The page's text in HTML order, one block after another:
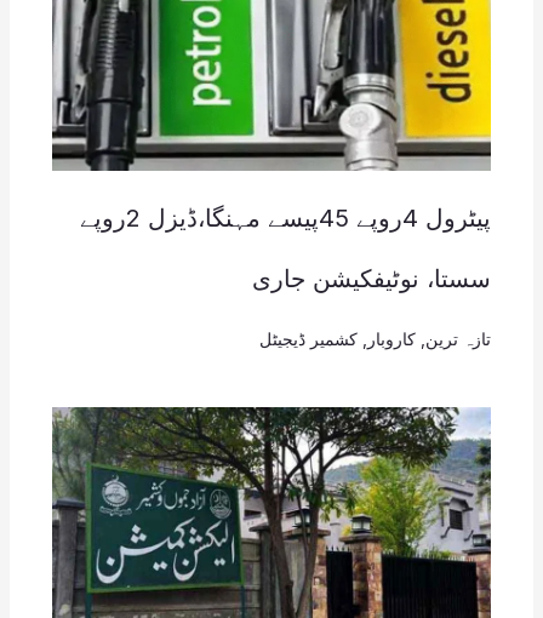
پیٹرول 4روپے 45پیسے مہنگا،ڈیزل 2روپے
سستا، نوٹیفکیشن جاری
تازہ ترین کاروبار کشمیر ڈیجیٹل